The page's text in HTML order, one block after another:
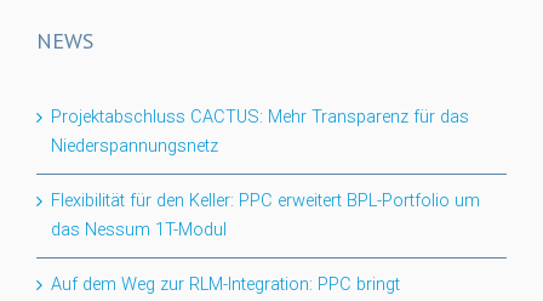
NEWS
Projektabschluss CACTUS: Mehr Transparenz für das
Niederspannungsnetz
Flexibilität für den Keller: PPC erweitert BPL-Portfolio um
das Nessum 1T-Modul
Auf dem Weg zur RLM-Integration: PPC bringt